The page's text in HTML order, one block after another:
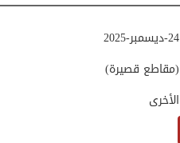
24-ديسمبر-2025
(مقاطع قصيرة)
الأخرى